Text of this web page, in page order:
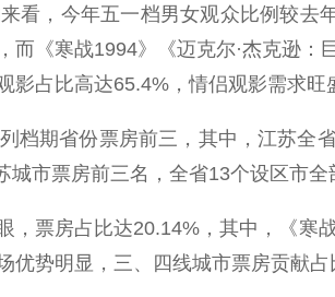
，今年五一档男女观众比例较去
而《寒战1994》《迈克尔·杰克逊
占比高达65.4%，情侣观影需求旺
期省份票房前三，其中，江苏全
市票房前三名，全省13个设区市全
票房占比达20.14%，其中，《寒
势明显，三、四线城市票房贡献